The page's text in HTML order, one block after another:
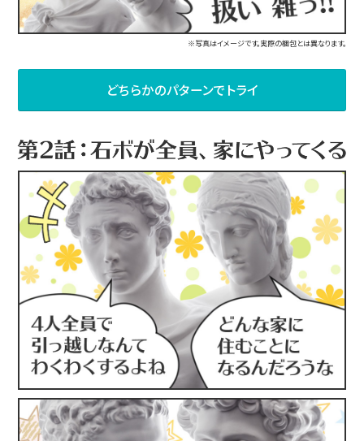
※写真はイメージです。実際の梱包とは異なります。
どちらかのパターンでトライ